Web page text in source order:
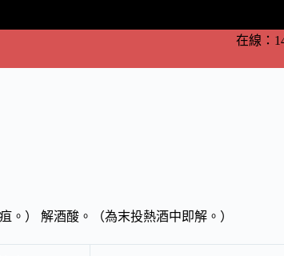
在線：
） 解酒酸。（為末投熱酒中即解。）